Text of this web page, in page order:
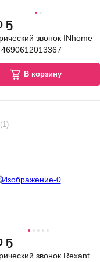
Ҕ
звонок INhome
В корзину
(1)
Ҕ
звонок Rexant